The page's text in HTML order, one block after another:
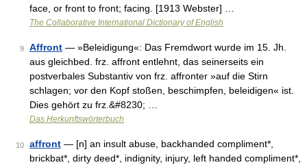
face, or front to front; facing. [1913 Webster] …
The Collaborative International Dictionary of English
9 Affront — »Beleidigung«: Das Fremdwort wurde im 15. Jh.
aus gleichbed. frz. affront entlehnt, das seinerseits ein
postverbales Substantiv von frz. affronter »auf die Stirn
schlagen; vor den Kopf stoßen, beschimpfen, beleidigen« ist.
Dies gehört zu frz.&#8230; …
Das Herkunftswörterbuch
10 affront — [n] an insult abuse, backhanded compliment*,
brickbat*, dirty deed*, indignity, injury, left handed compliment*,